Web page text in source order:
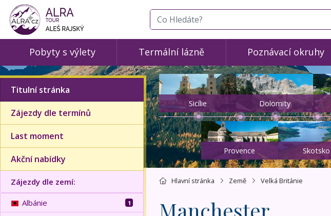
co hledáte
Pobyty s výlety Termální lázně Poznávací okruhy
Titulní stránka
Zájezdy dle termínů
Last moment
Akční nabídky
Zájezdy dle zemí:
Albánie 1
Sicílie Dolomity
Provence Skotsko
Hlavní stránka Země Velká Británie
Manchester